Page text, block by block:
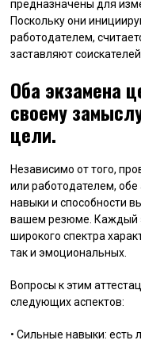
предназначены для
Поскольку они
работодателем,
заставляют
Оба экзамена
своему
цели.
Независимо от того,
или работодателем,
навыки и способности
вашем резюме. Каждый
широкого спектра
так и эмоциональных.
Вопросы к этим
следующих аспектов:
• Сильные навыки: есть